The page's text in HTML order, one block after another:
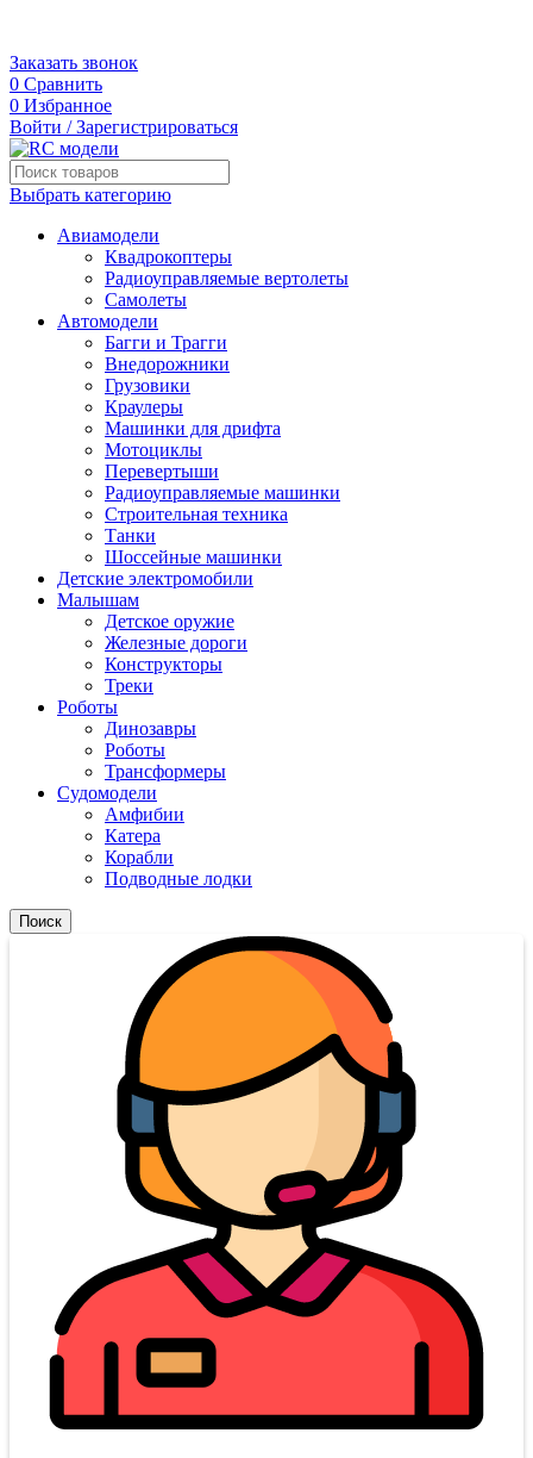
Заказать звонок
0 Сравнить
0 Избранное
Войти / Зарегистрироваться
Выбрать категорию
Авиамодели
Квадрокоптеры
Радиоуправляемые вертолеты
Самолеты
Автомодели
Багги и Трагги
Внедорожники
Грузовики
Краулеры
Машинки для дрифта
Мотоциклы
Перевертыши
Радиоуправляемые машинки
Строительная техника
Танки
Шоссейные машинки
Детские электромобили
Малышам
Детское оружие
Железные дороги
Конструкторы
Треки
Роботы
Динозавры
Роботы
Трансформеры
Судомодели
Амфибии
Катера
Корабли
Подводные лодки
Поиск